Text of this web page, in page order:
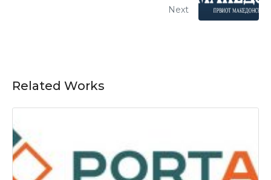
Next
Related Works